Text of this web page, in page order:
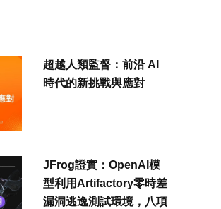
超越人類監督：前沿 AI
時代的新挑戰與應對
JFrog證實：OpenAI模
型利用Artifactory零時差
漏洞逃逸測試環境，八項